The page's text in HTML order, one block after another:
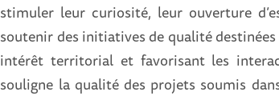
stimuler leur curiosité, leur ouverture
soutenir des initiatives de qualité
intérêt territorial et favorisant les
souligne la qualité des projets soumis